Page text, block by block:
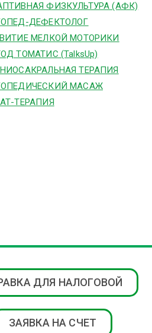
ФИЗКУЛЬТУРА (АФК)
ДЕФЕКТОЛОГ
МЕЛКОЙ МОТОРИКИ
ТОМАТИС (TalksUp)
ТЕРАПИЯ
МАСАЖ
ТЕРАПИЯ
ДЛЯ НАЛОГОВОЙ
ЗАЯВКА НА СЧЕТ